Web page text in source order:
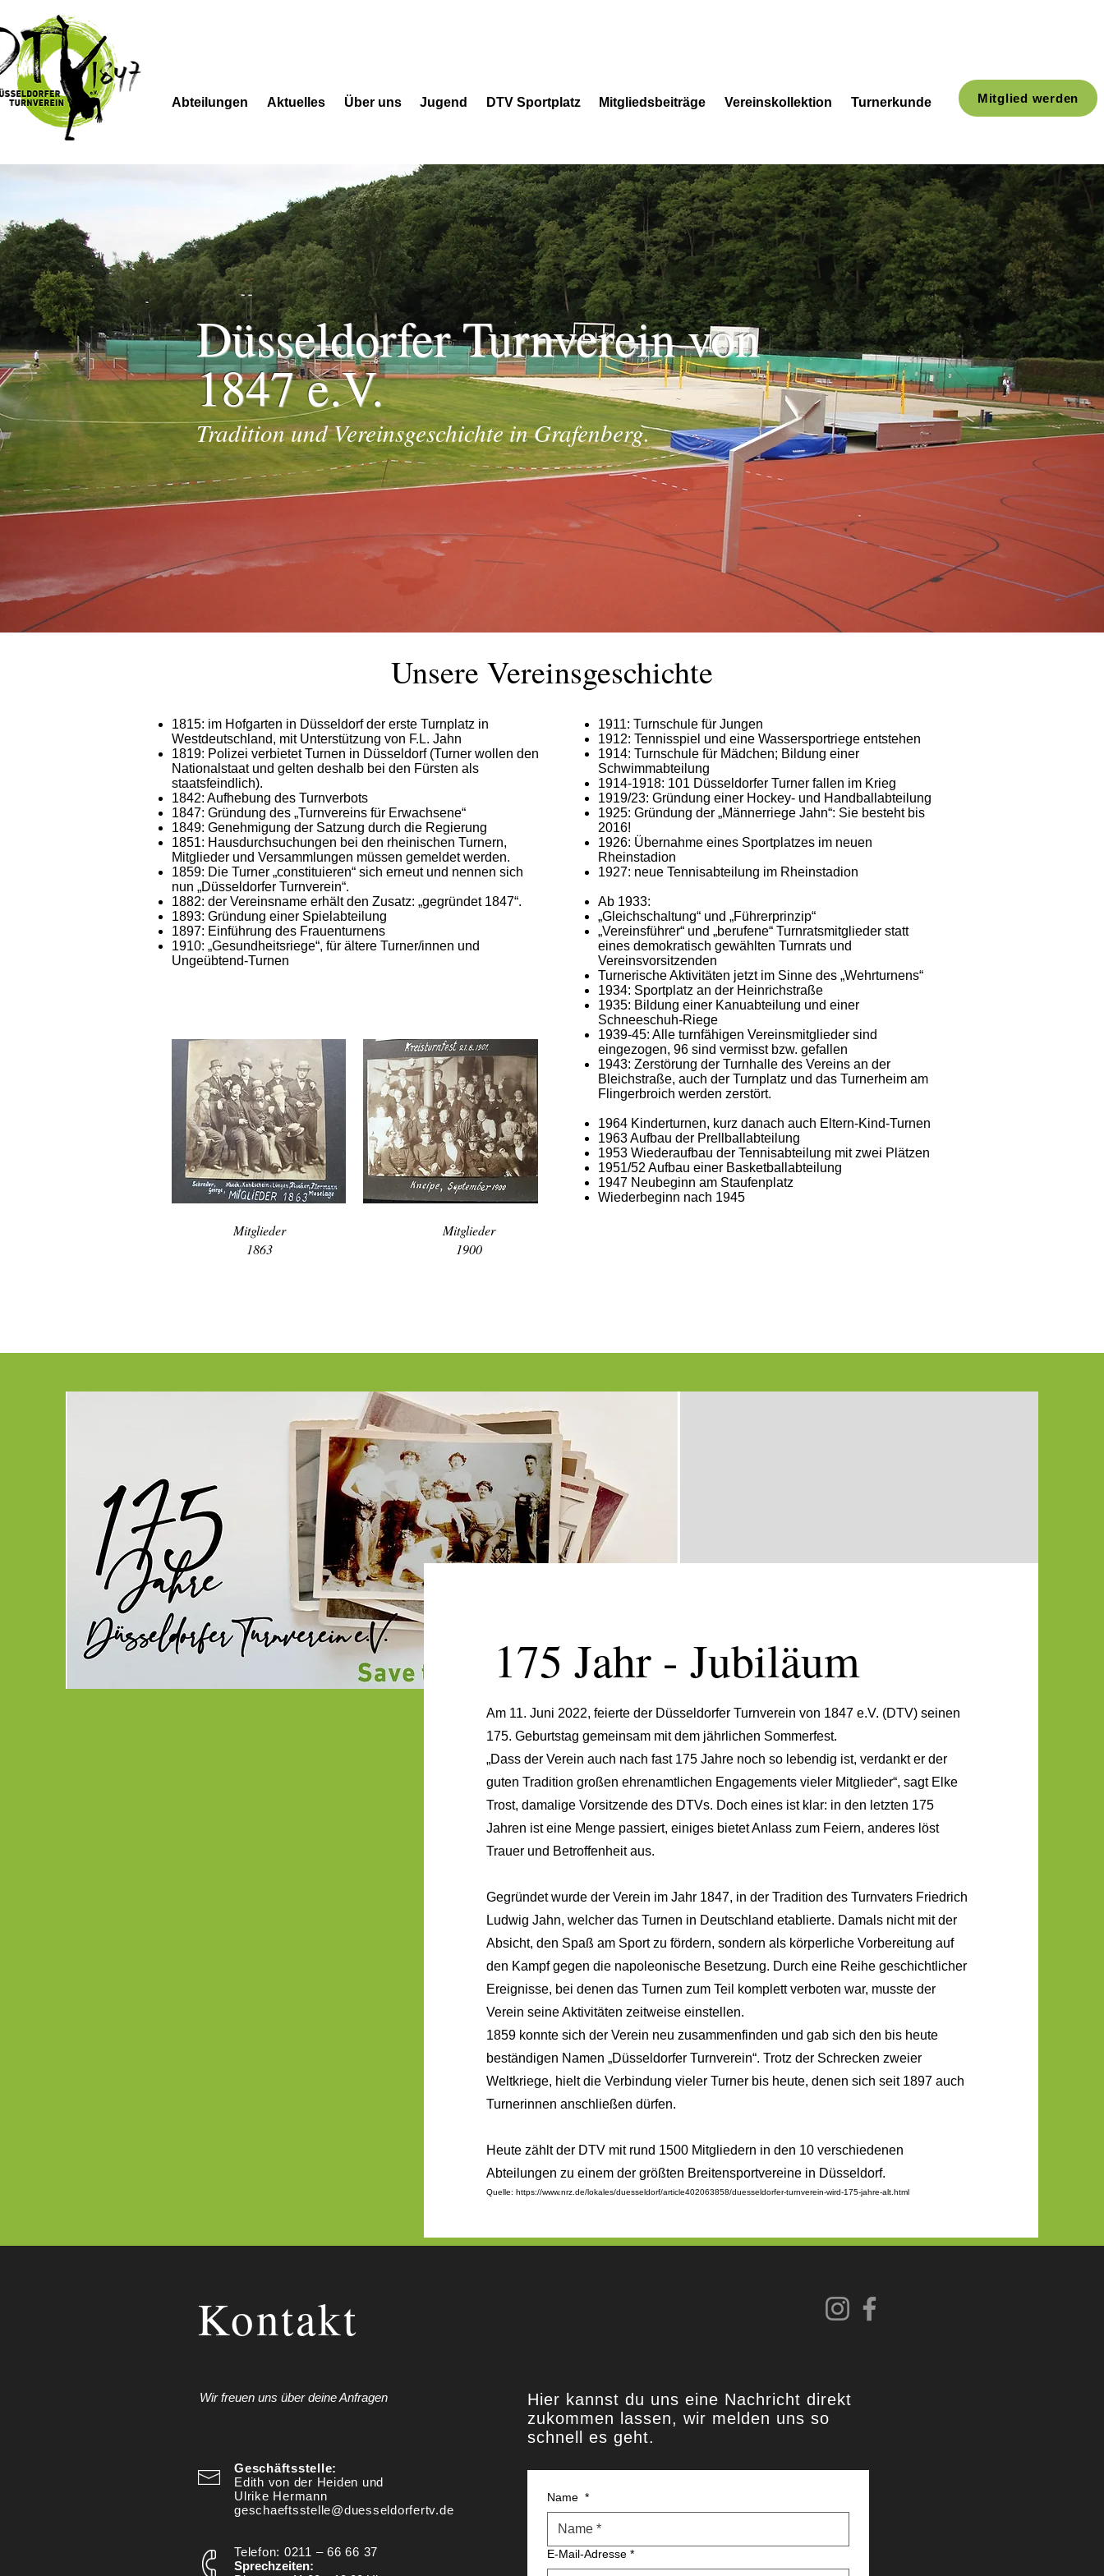
Abteilungen Aktuelles Über uns Jugend DTV Sportplatz Mitgliedsbeiträge Vereinskollektion Turnerkunde Mitglied werden
Düsseldorfer Turnverein von
1847 e.V.
Tradition und Vereinsgeschichte in Grafenberg.
Unsere Vereinsgeschichte
1815: im Hofgarten in Düsseldorf der erste Turnplatz in
Westdeutschland, mit Unterstützung von F.L. Jahn
1819: Polizei verbietet Turnen in Düsseldorf (Turner wollen den
Nationalstaat und gelten deshalb bei den Fürsten als
staatsfeindlich).
1842: Aufhebung des Turnverbots
1847: Gründung des „Turnvereins für Erwachsene“
1849: Genehmigung der Satzung durch die Regierung
1851: Hausdurchsuchungen bei den rheinischen Turnern,
Mitglieder und Versammlungen müssen gemeldet werden.
1859: Die Turner „constituieren“ sich erneut und nennen sich
nun „Düsseldorfer Turnverein“.
1882: der Vereinsname erhält den Zusatz: „gegründet 1847“.
1893: Gründung einer Spielabteilung
1897: Einführung des Frauenturnens
1910: „Gesundheitsriege“, für ältere Turner/innen und
Ungeübtend-Turnen
Mitglieder
1863
Mitglieder
1900
1911: Turnschule für Jungen
1912: Tennisspiel und eine Wassersportriege entstehen
1914: Turnschule für Mädchen; Bildung einer
Schwimmabteilung
1914-1918: 101 Düsseldorfer Turner fallen im Krieg
1919/23: Gründung einer Hockey- und Handballabteilung
1925: Gründung der „Männerriege Jahn“: Sie besteht bis
2016!
1926: Übernahme eines Sportplatzes im neuen
Rheinstadion
1927: neue Tennisabteilung im Rheinstadion
Ab 1933:
„Gleichschaltung“ und „Führerprinzip“
„Vereinsführer“ und „berufene“ Turnratsmitglieder statt
eines demokratisch gewählten Turnrats und
Vereinsvorsitzenden
Turnerische Aktivitäten jetzt im Sinne des „Wehrturnens“
1934: Sportplatz an der Heinrichstraße
1935: Bildung einer Kanuabteilung und einer
Schneeschuh-Riege
1939-45: Alle turnfähigen Vereinsmitglieder sind
eingezogen, 96 sind vermisst bzw. gefallen
1943: Zerstörung der Turnhalle des Vereins an der
Bleichstraße, auch der Turnplatz und das Turnerheim am
Flingerbroich werden zerstört.
1964 Kinderturnen, kurz danach auch Eltern-Kind-Turnen
1963 Aufbau der Prellballabteilung
1953 Wiederaufbau der Tennisabteilung mit zwei Plätzen
1951/52 Aufbau einer Basketballabteilung
1947 Neubeginn am Staufenplatz
Wiederbeginn nach 1945
175 Jahr - Jubiläum
Am 11. Juni 2022, feierte der Düsseldorfer Turnverein von 1847 e.V. (DTV) seinen
175. Geburtstag gemeinsam mit dem jährlichen Sommerfest.
„Dass der Verein auch nach fast 175 Jahre noch so lebendig ist, verdankt er der
guten Tradition großen ehrenamtlichen Engagements vieler Mitglieder“, sagt Elke
Trost, damalige Vorsitzende des DTVs. Doch eines ist klar: in den letzten 175
Jahren ist eine Menge passiert, einiges bietet Anlass zum Feiern, anderes löst
Trauer und Betroffenheit aus.
Gegründet wurde der Verein im Jahr 1847, in der Tradition des Turnvaters Friedrich
Ludwig Jahn, welcher das Turnen in Deutschland etablierte. Damals nicht mit der
Absicht, den Spaß am Sport zu fördern, sondern als körperliche Vorbereitung auf
den Kampf gegen die napoleonische Besetzung. Durch eine Reihe geschichtlicher
Ereignisse, bei denen das Turnen zum Teil komplett verboten war, musste der
Verein seine Aktivitäten zeitweise einstellen.
1859 konnte sich der Verein neu zusammenfinden und gab sich den bis heute
beständigen Namen „Düsseldorfer Turnverein“. Trotz der Schrecken zweier
Weltkriege, hielt die Verbindung vieler Turner bis heute, denen sich seit 1897 auch
Turnerinnen anschließen dürfen.
Heute zählt der DTV mit rund 1500 Mitgliedern in den 10 verschiedenen
Abteilungen zu einem der größten Breitensportvereine in Düsseldorf.
Quelle: https://www.nrz.de/lokales/duesseldorf/article402063858/duesseldorfer-turnverein-wird-175-jahre-alt.html
Kontakt
Hier kannst du uns eine Nachricht direkt
zukommen lassen, wir melden uns so
schnell es geht.
Wir freuen uns über deine Anfragen
Geschäftsstelle:
Edith von der Heiden und
Ulrike Hermann
geschaeftsstelle@duesseldorfertv.de
Telefon: 0211 – 66 66 37
Sprechzeiten:
Name *
E-Mail-Adresse *